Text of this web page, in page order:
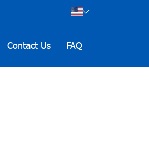
Contact Us FAQ